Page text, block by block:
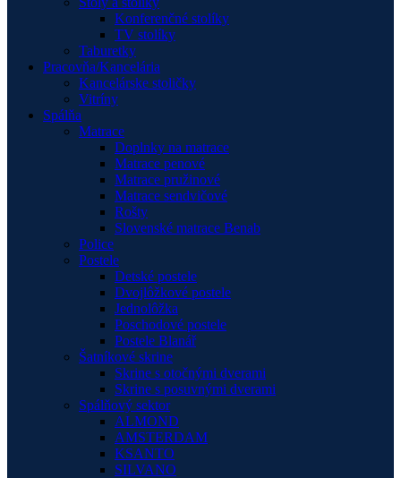
Konferenčné stolíky
TV stolíky
Taburetky
Pracovňa/Kancelária
Kancelárske stoličky
Vitríny
Spálňa
Matrace
Doplnky na matrace
Matrace penové
Matrace pružinové
Matrace sendvičové
Rošty
Slovenské matrace Benab
Police
Postele
Detské postele
Dvojlôžkové postele
Jednolôžka
Poschodové postele
Postele Blanář
Šatníkové skrine
Skrine s otočnými dverami
Skrine s posuvnými dverami
Spálňový sektor
ALMOND
AMSTERDAM
KSANTO
SILVANO